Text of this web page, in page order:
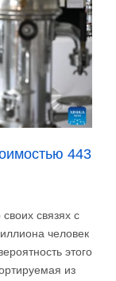
443
связях с
человек
этого
из